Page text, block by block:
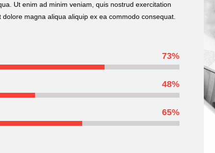
Ut enim ad minim veniam, quis nostrud exercitation
magna aliqua aliquip ex ea commodo consequat.
73%
48%
65%